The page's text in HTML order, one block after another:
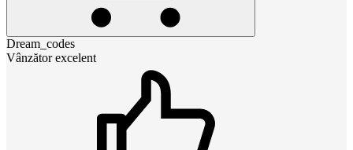
Dream_codes
Vânzător excelent